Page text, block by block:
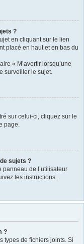
?
en cliquant sur le lien
placé en haut et en bas du
« M’avertir lorsqu’une
surveiller le sujet.
sur celui-ci, cliquez sur le
page.
sujets ?
panneau de l’utilisateur
les instructions.
?
types de fichiers joints. Si